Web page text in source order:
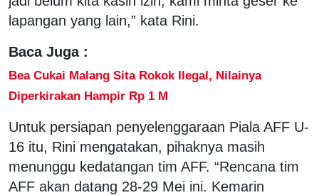
lapangan yang lain,” kata Rini.
Baca Juga :
Bea Cukai Malang Sita Rokok Ilegal, Nilainya
Diperkirakan Hampir Rp 1 M
Untuk persiapan penyelenggaraan Piala AFF U-
16 itu, Rini mengatakan, pihaknya masih
menunggu kedatangan tim AFF. “Rencana tim
AFF akan datang 28-29 Mei ini. Kemarin